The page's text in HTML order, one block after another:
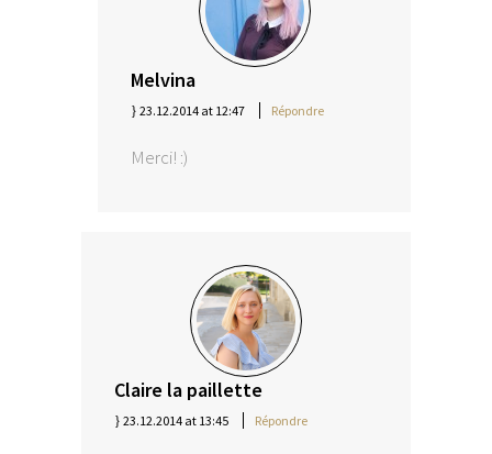
Melvina
23.12.2014 at 12:47 Répondre
Merci! :)
Claire la paillette
23.12.2014 at 13:45 Répondre